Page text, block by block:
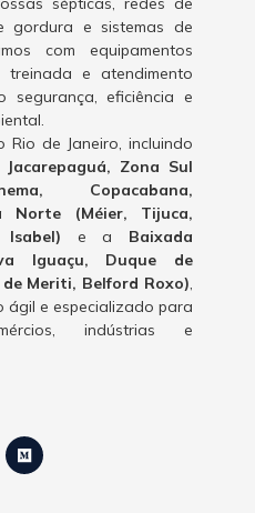
gordura e sistemas de
com equipamentos
treinada e atendimento
segurança, eficiência e
de Janeiro, incluindo
Zona Sul
Copacabana,
Norte (Méier, Tijuca,
e a Baixada
Iguaçu, Duque de
Meriti, Belford Roxo),
ágil e especializado para
indústrias e